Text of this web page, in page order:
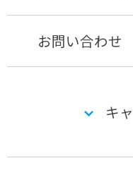
お問い合わせ
キ